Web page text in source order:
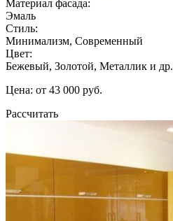
Материал фасада:
Эмаль
Стиль:
Минимализм, Современный
Цвет:
Бежевый, Золотой, Металлик и др.
Цена: от 43 000 руб.
Рассчитать